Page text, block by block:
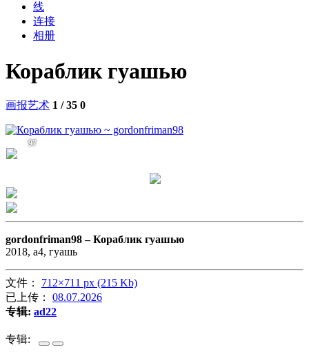
线
连接
相册
Кораблик гуашью
画报艺术 1 / 35 0
97
gordonfriman98 –Кораблик гуашью
2018, а4, гуашь
文件： 712×711 px (215 Kb)
已上传： 08.07.2026
专辑: ad22
专辑: